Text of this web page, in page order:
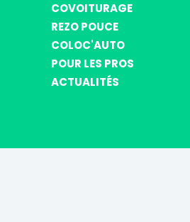
COVOITURAGE
REZO POUCE
COLOC'AUTO
POUR LES PROS
ACTUALITÉS